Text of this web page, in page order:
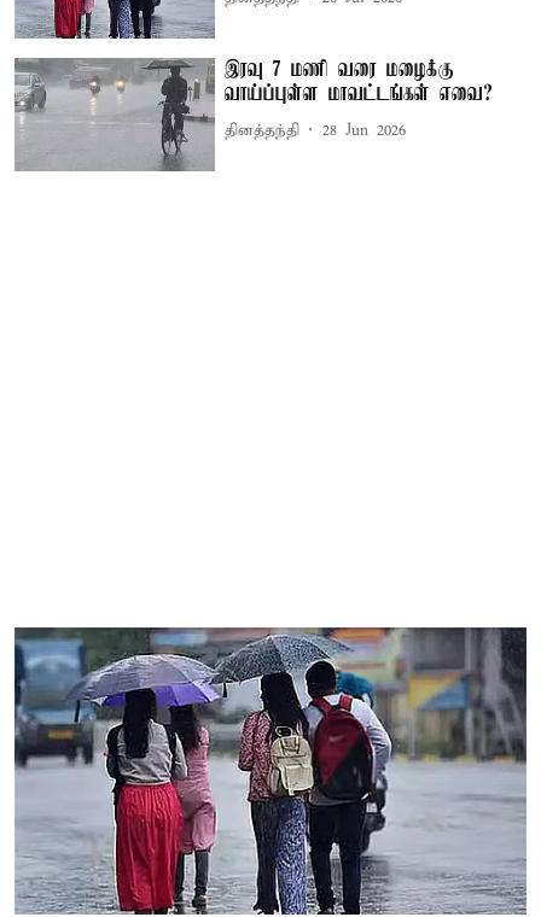
இரவு 7 மணி வரை மழைக்கு
வாய்ப்புள்ள மாவட்டங்கள் எவை?
தினத்தந்தி 28 Jun 2026